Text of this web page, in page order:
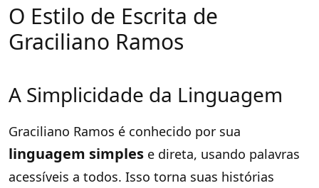
O Estilo de Escrita de
Graciliano Ramos
A Simplicidade da Linguagem
Graciliano Ramos é conhecido por sua
linguagem simples e direta, usando palavras
acessíveis a todos. Isso torna suas histórias